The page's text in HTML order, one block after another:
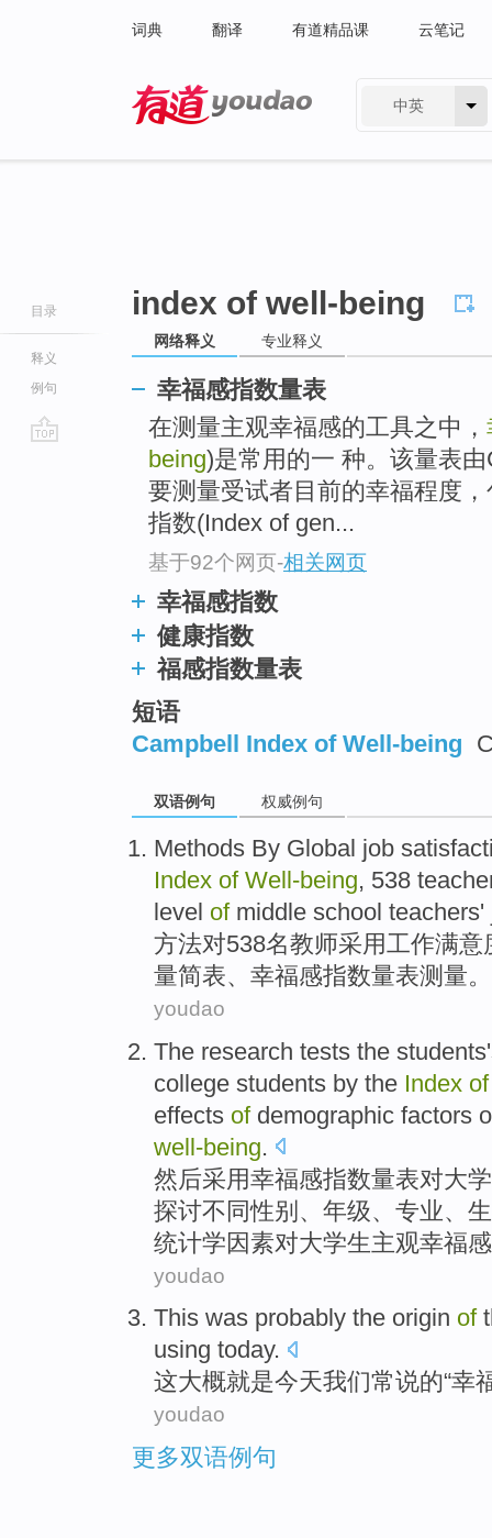
词典 翻译 有道精品课 云笔记
中英
目录
释义
例句
index of well-being
网络释义 专业释义
幸福感指数量表
在测量主观幸福感的工具之中，
being)是常用的一 种。该量表
要测量受试者目前的幸福程度
指数(Index of gen...
基于92个网页-相关网页
幸福感指数
健康指数
福感指数量表
短语
Campbell Index of Well-being
双语例句 权威例句
Methods By Global job
Index of Well-being, 538
level ofmiddle school teachers'
方法对538名教师采用工作满意
量简表、 幸福感指数量表测量。
youdao
The research tests the students
college students by the Index
effects ofdemographic factors
well-being.
然后采用幸福感指数量表对大
探讨不同性别、年级、专业、
统计学因素对大学生主观幸福感
youdao
This was probably the origin of
using today.
这大概就是今天我们常说的“幸
youdao
更多双语例句